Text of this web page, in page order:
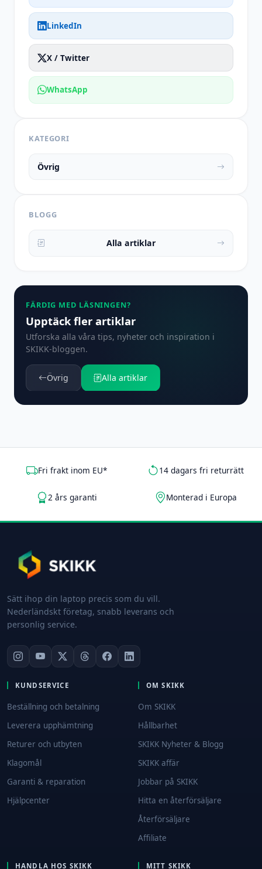
LinkedIn
X / Twitter
WhatsApp
KATEGORI
Övrig
BLOGG
Alla artiklar
FÄRDIG MED LÄSNINGEN?
Upptäck fler artiklar
Utforska alla våra tips, nyheter och inspiration i
SKIKK-bloggen.
Övrig Alla artiklar
Fri frakt inom EU* 14 dagars fri returrätt
2 års garanti Monterad i Europa
Sätt ihop din laptop precis som du vill.
Nederländskt företag, snabb leverans och
personlig service.
KUNDSERVICE
Beställning och betalning
Leverera upphämtning
Returer och utbyten
Klagomål
Garanti & reparation
Hjälpcenter
OM SKIKK
Om SKIKK
Hållbarhet
SKIKK Nyheter & Blogg
SKIKK affär
Jobbar på SKIKK
Hitta en återförsäljare
Återförsäljare
Affiliate
HANDLA HOS SKIKK MITT SKIKK